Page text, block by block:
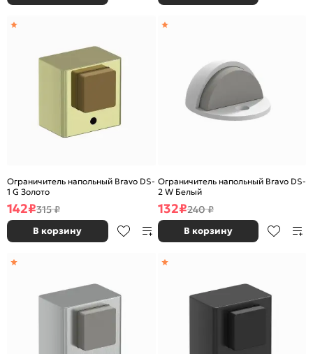
Ограничитель напольный Bravo DS-
1 G Золото
142₽315 ₽
В корзину
Ограничитель напольный Bravo DS-
2 W Белый
132₽240 ₽
В корзину